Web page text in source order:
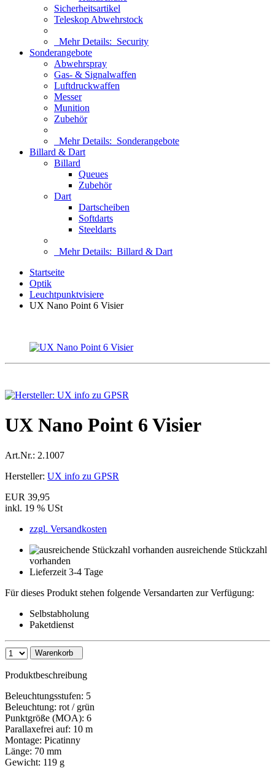
Sicherheitsartikel
Teleskop Abwehrstock
Mehr Details: Security
Sonderangebote
Abwehrspray
Gas- & Signalwaffen
Luftdruckwaffen
Messer
Munition
Zubehör
Mehr Details: Sonderangebote
Billard & Dart
Billard
Queues
Zubehör
Dart
Dartscheiben
Softdarts
Steeldarts
Mehr Details: Billard & Dart
Startseite
Optik
Leuchtpunktvisiere
UX Nano Point 6 Visier
UX Nano Point 6 Visier
Art.Nr.: 2.1007
Hersteller: UX info zu GPSR
EUR 39,95
inkl. 19 % USt
zzgl. Versandkosten
ausreichende Stückzahl
vorhanden
Lieferzeit 3-4 Tage
Für dieses Produkt stehen folgende Versandarten zur Verfügung:
Selbstabholung
Paketdienst
Warenkorb
Produktbeschreibung
Beleuchtungsstufen: 5
Beleuchtung: rot / grün
Punktgröße (MOA): 6
Parallaxefrei auf: 10 m
Montage: Picatinny
Länge: 70 mm
Gewicht: 119 g